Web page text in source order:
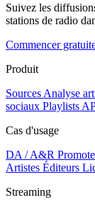
Suivez les
stations de radio
Commencer
Produit
Sources Analyse
sociaux Playlists
Cas d'usage
DA / A&R
Artistes Éditeurs
Streaming